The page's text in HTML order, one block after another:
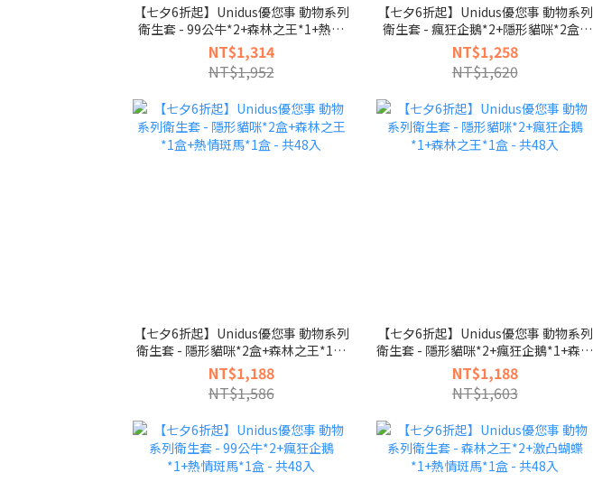
【七夕6折起】Unidus優您事 動物系列
衛生套 - 99公牛*2+森林之王*1+熱情
斑馬*1 - 共48入
NT$1,314
NT$1,952
【七夕6折起】Unidus優您事 動物系列
衛生套 - 瘋狂企鵝*2+隱形貓咪*2盒 -
共48入
NT$1,258
NT$1,620
【七夕6折起】Unidus優您事 動物系列
衛生套 - 隱形貓咪*2盒+森林之王*1盒
+熱情斑馬*1盒 - 共48入
NT$1,188
NT$1,586
【七夕6折起】Unidus優您事 動物系列
衛生套 - 隱形貓咪*2+瘋狂企鵝*1+森林
之王*1盒 - 共48入
NT$1,188
NT$1,603